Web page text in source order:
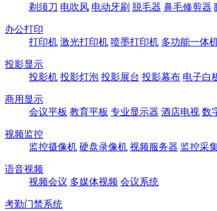
剃须刀 电吹风 电动牙刷 脱毛器 鼻毛修剪器
办公打印
打印机 激光打印机 喷墨打印机 多功能一体
投影显示
投影机 投影灯泡 投影展台 投影幕布 电子白
商用显示
会议平板 教育平板 专业显示器 酒店电视 数
视频监控
监控摄像机 硬盘录像机 视频服务器 监控采
语音视频
视频会议 多媒体视频 会议系统
考勤门禁系统